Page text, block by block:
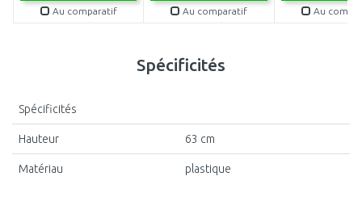
Au comparatif Au comparatif Au
Spécificités
Spécificités
Hauteur 63 cm
Matériau plastique